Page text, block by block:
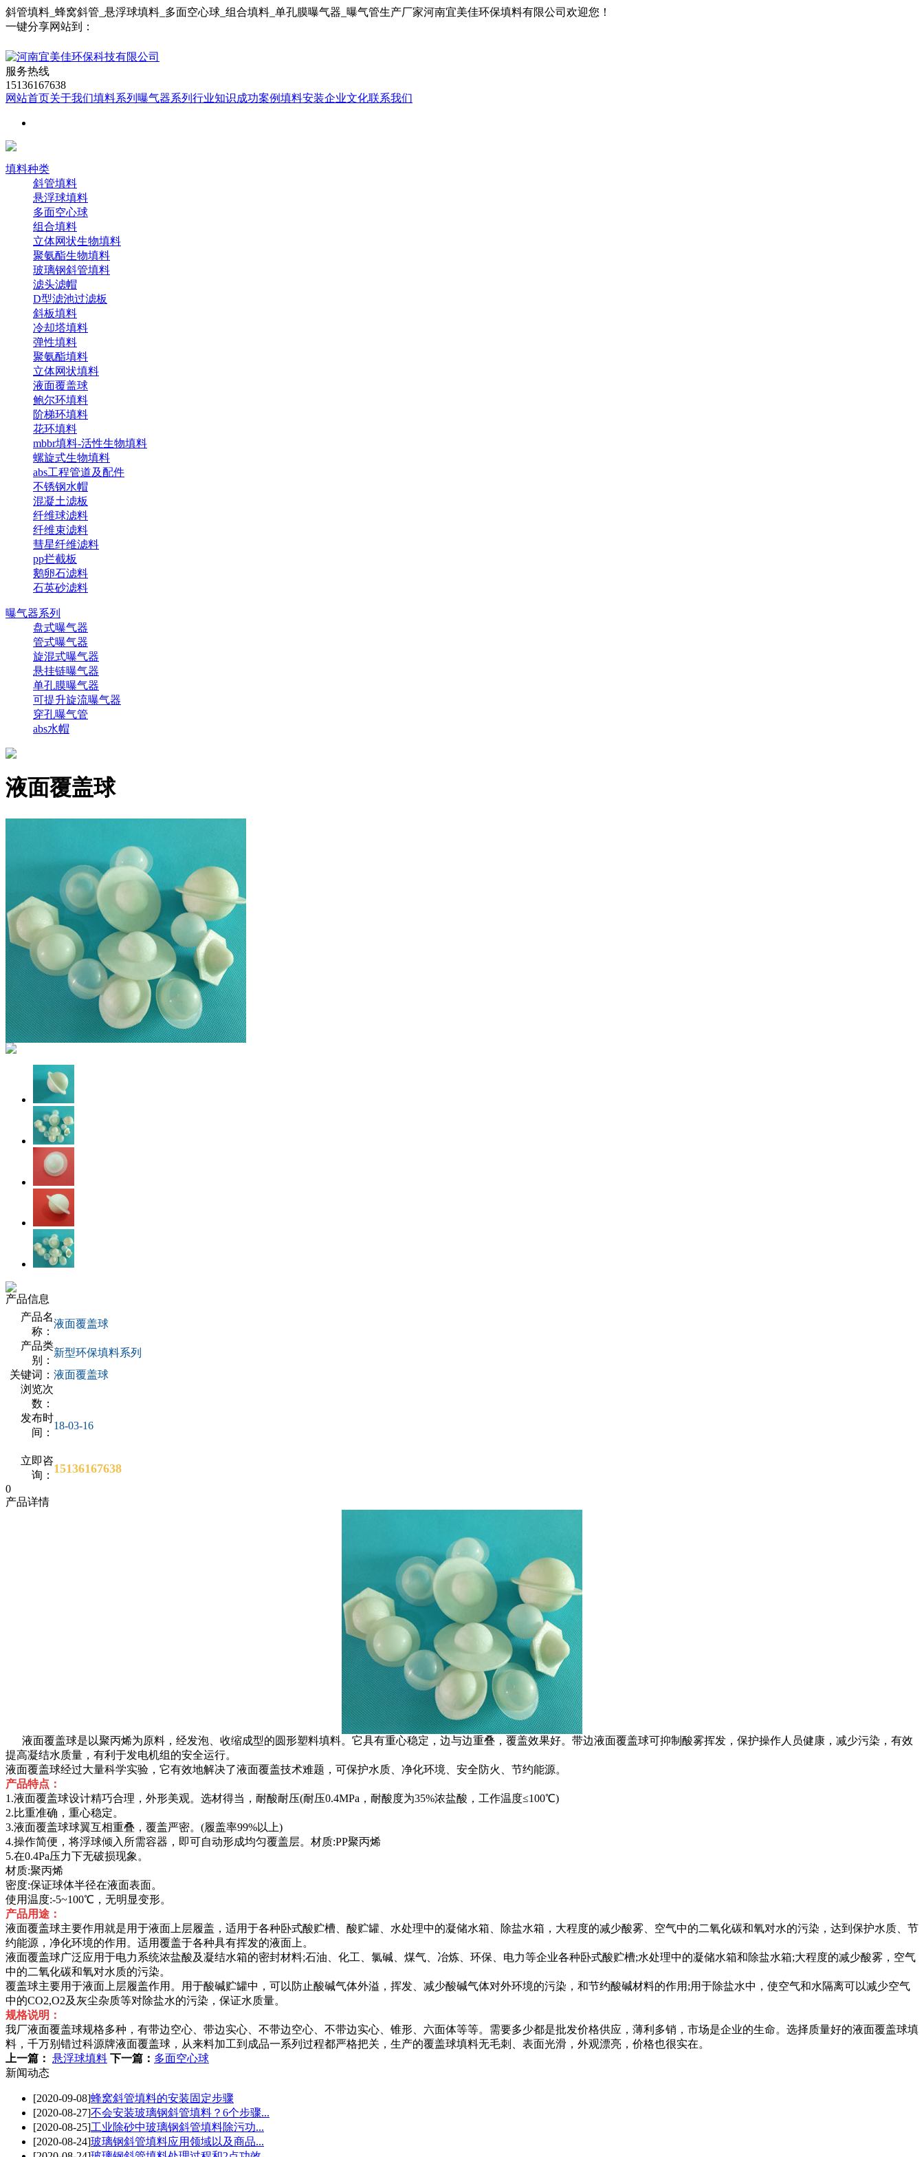
斜管填料_蜂窝斜管_悬浮球填料_多面空心球_组合填料_单孔膜曝气器_曝气管生产厂家河南宜美佳环保填料有限公司欢迎您！
一键分享网站到：
服务热线
15136167638
网站首页关于我们填料系列 曝气器系列 行业知识成功案例填料安装企业文化联系我们
填料种类
斜管填料
悬浮球填料
多面空心球
组合填料
立体网状生物填料
聚氨酯生物填料
玻璃钢斜管填料
滤头滤帽
D型滤池过滤板
斜板填料
冷却塔填料
弹性填料
聚氨酯填料
立体网状填料
液面覆盖球
鲍尔环填料
阶梯环填料
花环填料
mbbr填料-活性生物填料
螺旋式生物填料
abs工程管道及配件
不锈钢水帽
混凝土滤板
纤维球滤料
纤维束滤料
彗星纤维滤料
pp拦截板
鹅卵石滤料
石英砂滤料
曝气器系列
盘式曝气器
管式曝气器
旋混式曝气器
悬挂链曝气器
单孔膜曝气器
可提升旋流曝气器
穿孔曝气管
abs水帽
液面覆盖球
产品信息
产品名
称：
液面覆盖球
产品类
别：
新型环保填料系列
关键词： 液面覆盖球
浏览次
数：
发布时
间：
18-03-16
立即咨
询： 15136167638
0
产品详情
液面覆盖球是以聚丙烯为原料，经发泡、收缩成型的圆形塑料填料。它具有重心稳定，边与边重叠，覆盖效果好。带边液面覆盖球可抑制酸雾挥发，保护操作人员健康，减少污染，有效
提高凝结水质量，有利于发电机组的安全运行。
液面覆盖球经过大量科学实验，它有效地解决了液面覆盖技术难题，可保护水质、净化环境、安全防火、节约能源。
产品特点：
1.液面覆盖球设计精巧合理，外形美观。选材得当，耐酸耐压(耐压0.4MPa，耐酸度为35%浓盐酸，工作温度≤100℃)
2.比重准确，重心稳定。
3.液面覆盖球球翼互相重叠，覆盖严密。(履盖率99%以上)
4.操作简便，将浮球倾入所需容器，即可自动形成均匀覆盖层。材质:PP聚丙烯
5.在0.4Pa压力下无破损现象。
材质:聚丙烯
密度:保证球体半径在液面表面。
使用温度:-5~100℃，无明显变形。
产品用途：
液面覆盖球主要作用就是用于液面上层履盖，适用于各种卧式酸贮槽、酸贮罐、水处理中的凝储水箱、除盐水箱，大程度的减少酸雾、空气中的二氧化碳和氧对水的污染，达到保护水质、节
约能源，净化环境的作用。适用覆盖于各种具有挥发的液面上。
液面覆盖球广泛应用于电力系统浓盐酸及凝结水箱的密封材料;石油、化工、氯碱、煤气、冶炼、环保、电力等企业各种卧式酸贮槽;水处理中的凝储水箱和除盐水箱;大程度的减少酸雾，空气
中的二氧化碳和氧对水质的污染。
覆盖球主要用于液面上层履盖作用。用于酸碱贮罐中，可以防止酸碱气体外溢，挥发、减少酸碱气体对外环境的污染，和节约酸碱材料的作用;用于除盐水中，使空气和水隔离可以减少空气
中的CO2,O2及灰尘杂质等对除盐水的污染，保证水质量。
规格说明：
我厂液面覆盖球规格多种，有带边空心、带边实心、不带边空心、不带边实心、锥形、六面体等等。需要多少都是批发价格供应，薄利多销，市场是企业的生命。选择质量好的液面覆盖球填
料，千万别错过科源牌液面覆盖球，从来料加工到成品一系列过程都严格把关，生产的覆盖球填料无毛刺、表面光滑，外观漂亮，价格也很实在。
上一篇： 悬浮球填料 下一篇： 多面空心球
新闻动态
[2020-09-08]蜂窝斜管填料的安装固定步骤
[2020-08-27]不会安装玻璃钢斜管填料？6个步骤...
[2020-08-25]工业除砂中玻璃钢斜管填料除污功...
[2020-08-24]玻璃钢斜管填料应用领域以及商品...